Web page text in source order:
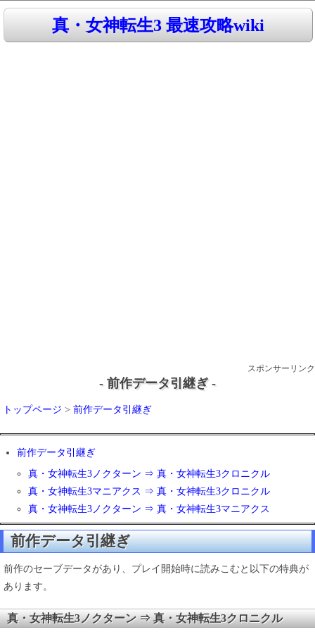
真・女神転生3 最速攻略wiki
スポンサーリンク
- 前作データ引継ぎ -
トップページ > 前作データ引継ぎ
前作データ引継ぎ
真・女神転生3ノクターン ⇒ 真・女神転生3クロニクル
真・女神転生3マニアクス ⇒ 真・女神転生3クロニクル
真・女神転生3ノクターン ⇒ 真・女神転生3マニアクス
前作データ引継ぎ
前作のセーブデータがあり、プレイ開始時に読みこむと以下の特典が
あります。
真・女神転生3ノクターン ⇒ 真・女神転生3クロニクル